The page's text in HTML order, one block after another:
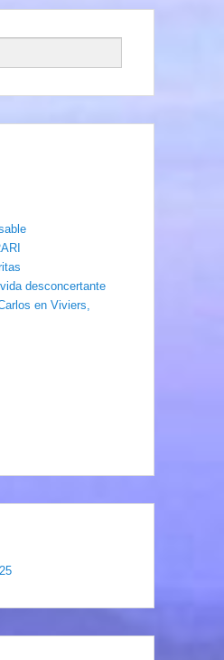
desconcertante
en Viviers,